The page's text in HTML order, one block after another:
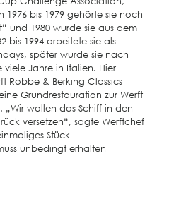
1976 bis 1979 gehörte sie noch
und 1980 wurde sie aus dem
bis 1994 arbeitete sie als
später wurde sie nach
Jahre in Italien. Hier
Robbe & Berking Classics
Grundrestauration zur Werft
„Wir wollen das Schiff in den
versetzen“, sagte Werftchef
Stück
unbedingt erhalten